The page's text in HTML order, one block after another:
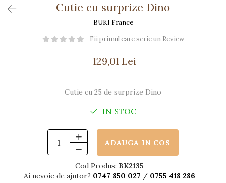
5-7 Ani
Cutie cu surprize Dino
BUKI France
Fii primul care scrie un Review
129,01 Lei
Cutie cu 25 de surprize Dino
IN STOC
ADAUGA IN COS
Cod Produs: BK2135
Ai nevoie de ajutor? 0747 850 027 / 0755 418 286